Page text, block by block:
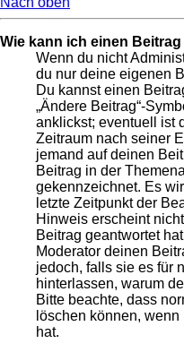
Wie kann ich einen
Wenn du nicht
du nur deine eigenen
Du kannst einen
„Ändere Beitrag“-
anklickst; eventuell ist
Zeitraum nach seiner
jemand auf deinen
Beitrag in der
gekennzeichnet. Es
letzte Zeitpunkt der
Hinweis erscheint
Beitrag geantwortet
Moderator deinen
jedoch, falls sie es für
hinterlassen, warum
Bitte beachte, dass
löschen können,
hat.